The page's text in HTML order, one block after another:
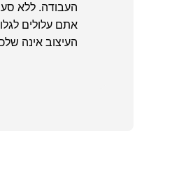
העבודה. ללא
אתם עלולים
העיצוב אינה